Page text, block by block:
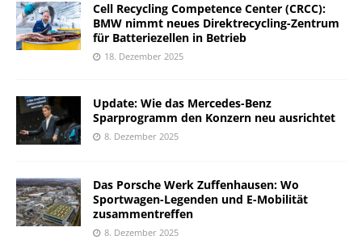
Cell Recycling Competence Center (CRCC):
BMW nimmt neues Direktrecycling-Zentrum
für Batteriezellen in Betrieb
18. Dezember 2025
Update: Wie das Mercedes-Benz
Sparprogramm den Konzern neu ausrichtet
8. Dezember 2025
Das Porsche Werk Zuffenhausen: Wo
Sportwagen-Legenden und E-Mobilität
zusammentreffen
8. Dezember 2025